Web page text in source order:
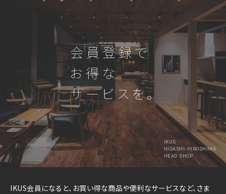
会員登録で
お得な
サービスを。
IKUS
HIGASHI-HIROSHIMA
HEAD SHOP
IKUS会員になると、お買い得な商品や便利なサービスなど、さま